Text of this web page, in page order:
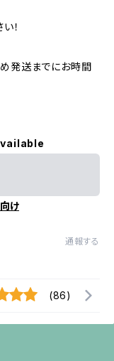
！
発送までにお時間
け
通報する
(86)